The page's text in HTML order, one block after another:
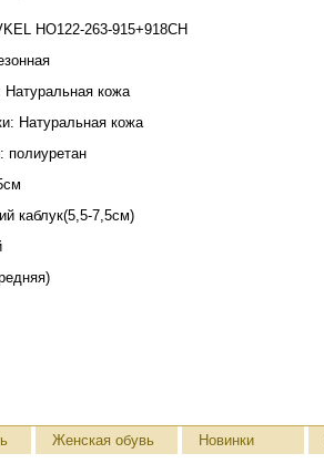
HO122-263-915+918CH
Натуральная кожа
Натуральная кожа
полиуретан
каблук(5,5-7,5см)
Женская обувь Новинки